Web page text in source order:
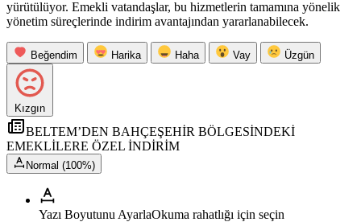
yürütülüyor. Emekli vatandaşlar, bu hizmetlerin tamamına yönelik
yönetim süreçlerinde indirim avantajından yararlanabilecek.
Beğendim Harika Haha Vay Üzgün
Kızgın
BELTEM’DEN BAHÇEŞEHİR BÖLGESİNDEKİ
EMEKLİLERE ÖZEL İNDİRİM
Normal (100%)
Yazı Boyutunu AyarlaOkuma rahatlığı için seçin